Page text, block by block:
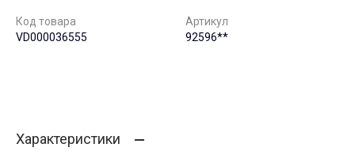
Код товара
VD000036555
Артикул
92596**
Характеристики